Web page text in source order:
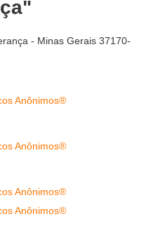
- Minas Gerais 37170-